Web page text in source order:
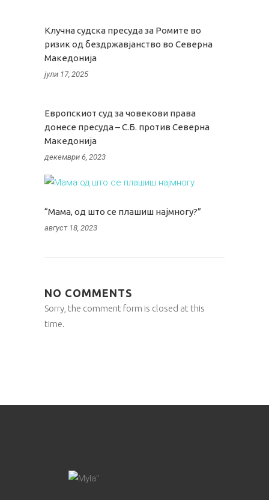
Клучна судска пресуда за Ромите во
ризик од бездржавјанство во Северна
Македонија
јули 17, 2025
Европскиот суд за човекови права
донесе пресуда – С.Б. против Северна
Македонија
декември 6, 2023
“Мамa, од што се плашиш најмногу?”
август 18, 2023
NO COMMENTS
Sorry, the comment form is closed at this
time.